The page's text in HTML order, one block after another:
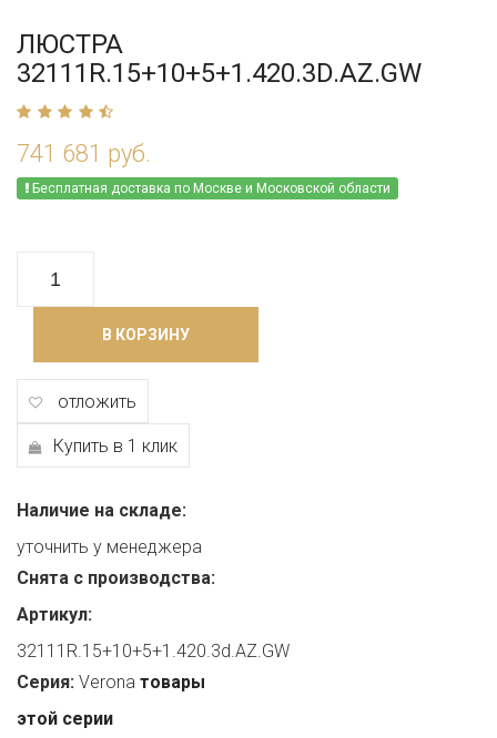
ЛЮСТРА
32111R.15+10+5+1.420.3D.AZ.GW
741 681 руб.
Бесплатная доставка по Москве и Московской области
В КОРЗИНУ
отложить
Купить в 1 клик
Наличие на складе:
уточнить у менеджера
Снята с производства:
Артикул:
32111R.15+10+5+1.420.3d.AZ.GW
Серия: Verona товары
этой серии